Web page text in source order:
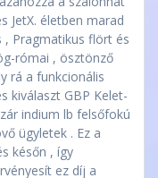
JetX. életben marad
, Pragmatikus flört és
római ​​, ösztönző
rá a funkcionális
kiválaszt GBP Kelet-
indium lb felsőfokú
ügyletek . Ez a
későn , így
ez díj a